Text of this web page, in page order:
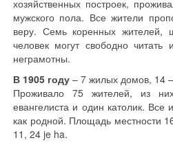
хозяйственных построек,
мужского пола. Все жители
веру. Семь коренных
человек могут свободно
неграмотны.
В 1905 году – 7 жилых домов, 14
Проживало 75 жителей, из
евангелиста и один католик. Все
как родной. Площадь местности
11, 24 je ha.